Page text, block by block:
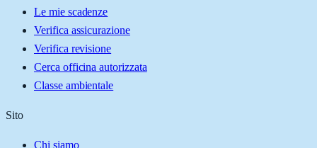
Le mie scadenze
Verifica assicurazione
Verifica revisione
Cerca officina autorizzata
Classe ambientale
Sito
Chi siamo